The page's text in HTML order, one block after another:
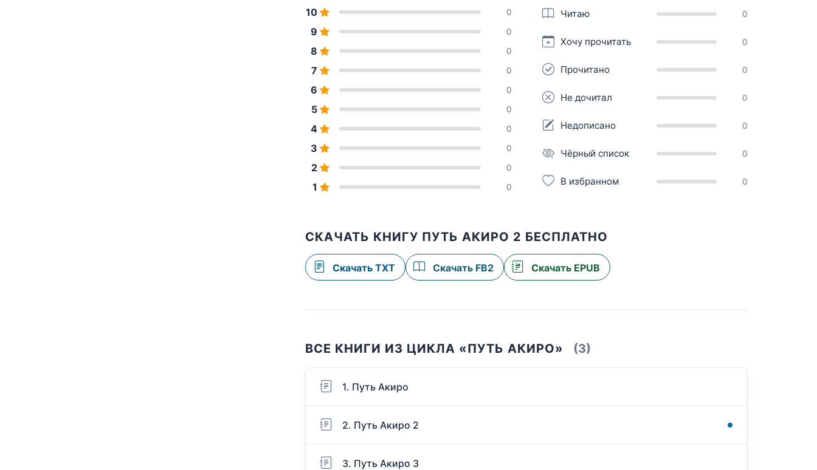
10 0
9 0
8 0
7 0
6 0
5 0
4 0
3 0
2 0
1 0
Читаю 0
Хочу прочитать 0
Прочитано 0
Не дочитал 0
Недописано 0
Чёрный список 0
В избранном 0
СКАЧАТЬ КНИГУ ПУТЬ АКИРО 2 БЕСПЛАТНО
Скачать TXT Скачать FB2 Скачать EPUB
ВСЕ КНИГИ ИЗ ЦИКЛА «ПУТЬ АКИРО» (3)
1. Путь Акиро
2. Путь Акиро 2
3. Путь Акиро 3